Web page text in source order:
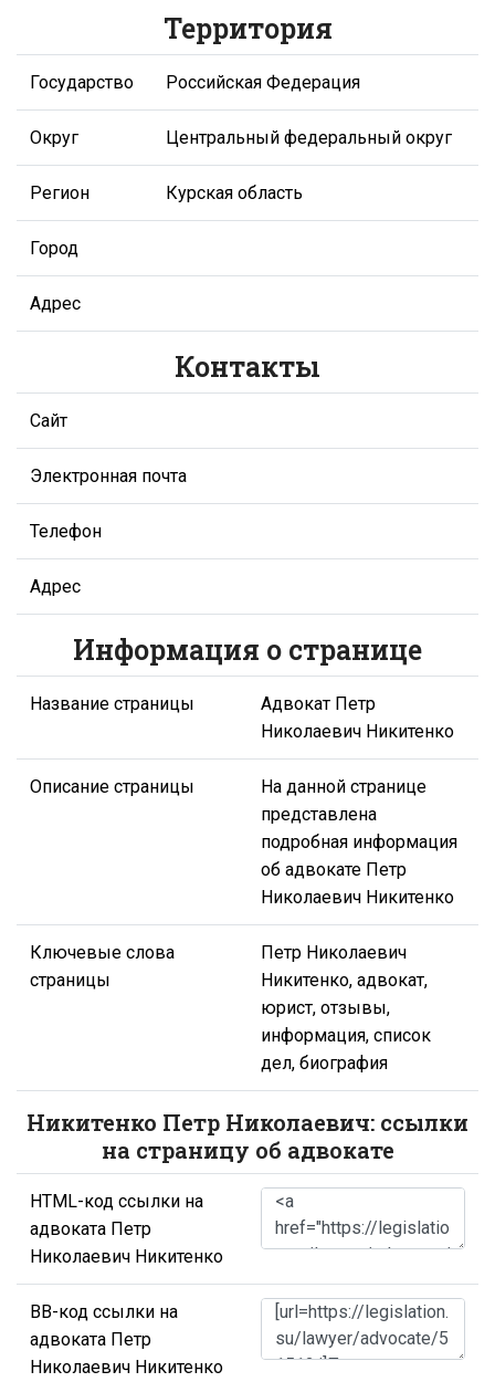
Территория
Государство Российская Федерация
Округ Центральный федеральный округ
Регион Курская область
Город
Адрес
Контакты
Сайт
Электронная почта
Телефон
Адрес
Информация о странице
Название страницы
Адвокат Петр
Николаевич Никитенко
Описание страницы
На данной странице
представлена
подробная информация
об адвокате Петр
Николаевич Никитенко
Ключевые слова
страницы
Петр Николаевич
Никитенко, адвокат,
юрист, отзывы,
информация, список
дел, биография
Никитенко Петр Николаевич: ссылки
на страницу об адвокате
HTML-код ссылки на
адвоката Петр
Николаевич Никитенко
BB-код ссылки на
адвоката Петр
Николаевич Никитенко